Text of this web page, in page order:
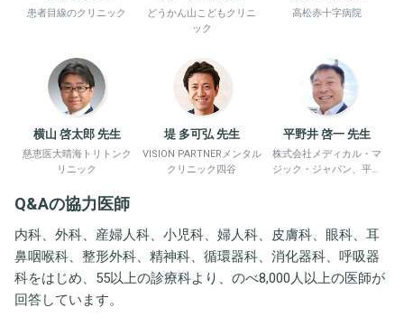
患者目線のクリニック
どうかん山こどもクリニ
ック
高松赤十字病院
横山 啓太郎 先生
慈恵医大晴海トリトンク
リニック
堤 多可弘 先生
VISION PARTNERメンタル
クリニック四谷
平野井 啓一 先生
株式会社メディカル・マ
ジック・ジャパン、平野
Q&Aの協力医師
内科、外科、産婦人科、小児科、婦人科、皮膚科、眼科、耳
鼻咽喉科、整形外科、精神科、循環器科、消化器科、呼吸器
科をはじめ、55以上の診療科より、のべ8,000人以上の医師が
回答しています。